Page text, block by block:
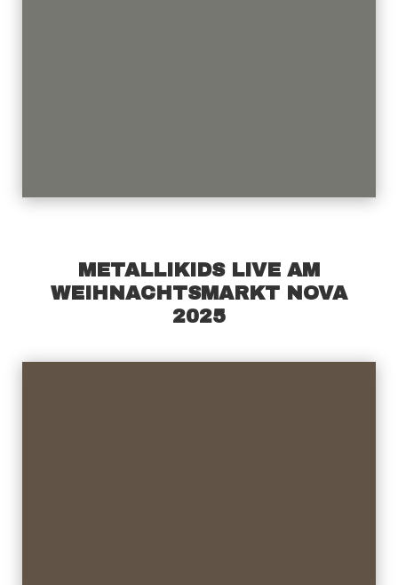
METALLIKIDS LIVE AM
WEIHNACHTSMARKT NOVA
2025